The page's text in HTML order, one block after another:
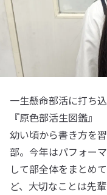
一生懸命部活に打ち
『原色部活生図鑑』
幼い頃から書き方を
部。今年はパフォー
して部全体をまとめ
ど、大切なことは先